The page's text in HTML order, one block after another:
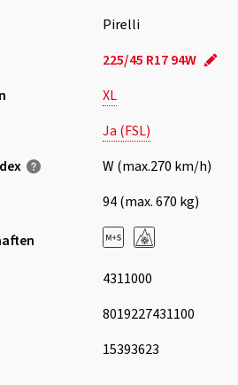
Pirelli
225/45 R17 94W
XL
Ja (FSL)
W (max.270 km/h)
94 (max. 670 kg)
4311000
8019227431100
15393623